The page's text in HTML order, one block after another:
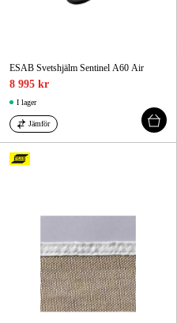
ESAB Svetshjälm Sentinel A60 Air
8 995 kr
I lager
Jämför